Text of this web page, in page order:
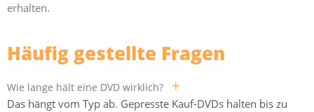
erhalten.
Häufig gestellte Fragen
Wie lange hält eine DVD wirklich? +
Das hängt vom Typ ab. Gepresste Kauf-DVDs halten bis zu